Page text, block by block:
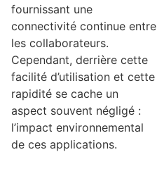
fournissant une
connectivité continue entre
les collaborateurs.
Cependant, derrière cette
facilité d’utilisation et cette
rapidité se cache un
aspect souvent négligé :
l’impact environnemental
de ces applications.